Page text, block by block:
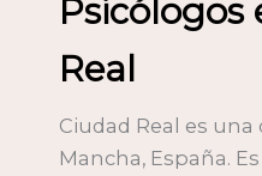
Psicólogos
Real
Ciudad Real es una
Mancha, España.